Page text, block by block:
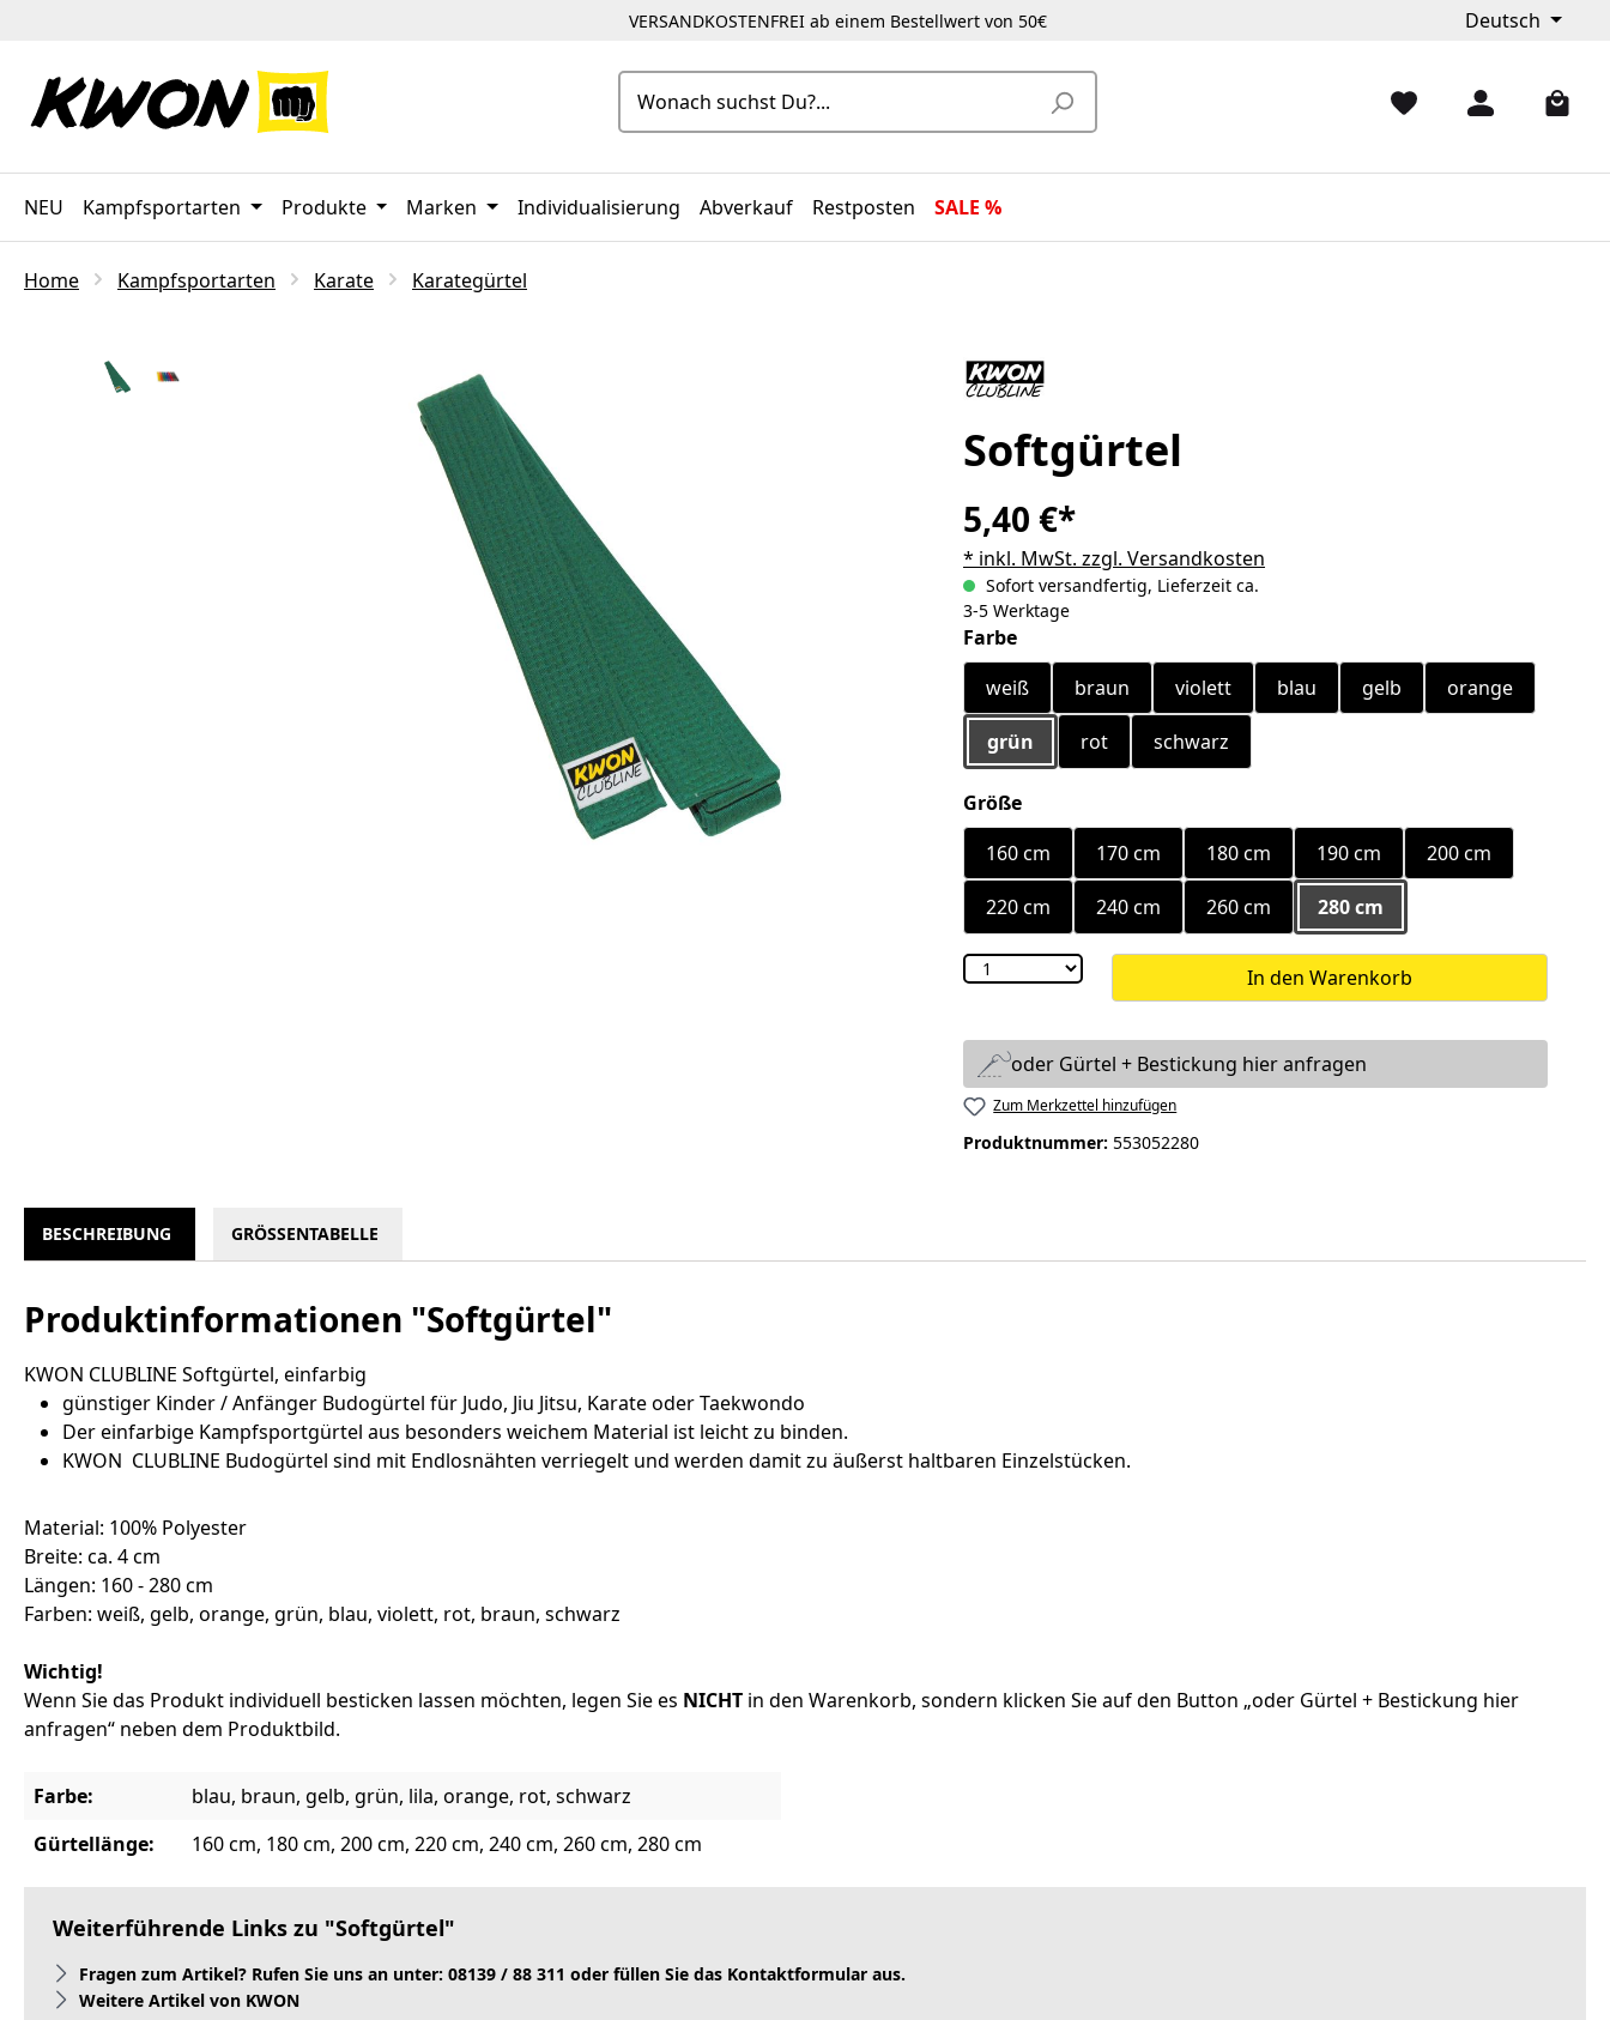
VERSANDKOSTENFREI ab einem Bestellwert von 50€ Deutsch
NEU Kampfsportarten Produkte Marken Individualisierung Abverkauf Restposten SALE %
Home Kampfsportarten Karate Karategürtel
Softgürtel
5,40 €*
* inkl. MwSt. zzgl. Versandkosten
Sofort versandfertig, Lieferzeit ca.
3-5 Werktage
Farbeauswählen
weiß
braun violett blau gelb orange
grün rot schwarz
Größeauswählen
160 cm
170 cm 180 cm 190 cm 200 cm
220 cm 240 cm 260 cm 280 cm
In den Warenkorb
oder Gürtel + Bestickung hier anfragen
Zum Merkzettel hinzufügen
Produktnummer: 553052280
BESCHREIBUNG GRÖSSENTABELLE
Produktinformationen "Softgürtel"
KWON CLUBLINE Softgürtel, einfarbig
günstiger Kinder / Anfänger Budogürtel für Judo, Jiu Jitsu, Karate oder Taekwondo
Der einfarbige Kampfsportgürtel aus besonders weichem Material ist leicht zu binden.
KWON CLUBLINE Budogürtel sind mit Endlosnähten verriegelt und werden damit zu äußerst haltbaren Einzelstücken.
Material: 100% Polyester
Breite: ca. 4 cm
Längen: 160 - 280 cm
Farben: weiß, gelb, orange, grün, blau, violett, rot, braun, schwarz
Wichtig!
Wenn Sie das Produkt individuell besticken lassen möchten, legen Sie es NICHT in den Warenkorb, sondern klicken Sie auf den Button „oder Gürtel + Bestickung hier
anfragen“ neben dem Produktbild.
Farbe:
blau, braun, gelb, grün, lila, orange, rot, schwarz
Gürtellänge:
160 cm, 180 cm, 200 cm, 220 cm, 240 cm, 260 cm, 280 cm
Weiterführende Links zu "Softgürtel"
Fragen zum Artikel? Rufen Sie uns an unter: 08139 / 88 311 oder füllen Sie das Kontaktformular aus.
Weitere Artikel von KWON